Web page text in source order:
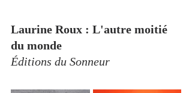
Laurine Roux : L'autre moitié
du monde
Éditions du Sonneur